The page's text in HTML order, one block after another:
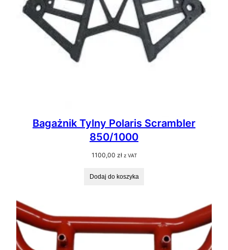
Bagażnik Tylny Polaris Scrambler
850/1000
1100,00 zł z VAT
Dodaj do koszyka